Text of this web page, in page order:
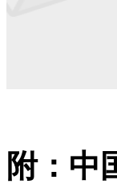
附：中